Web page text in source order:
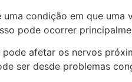
uma condição em que uma
pode ocorrer
pode afetar os nervos
ser desde problemas